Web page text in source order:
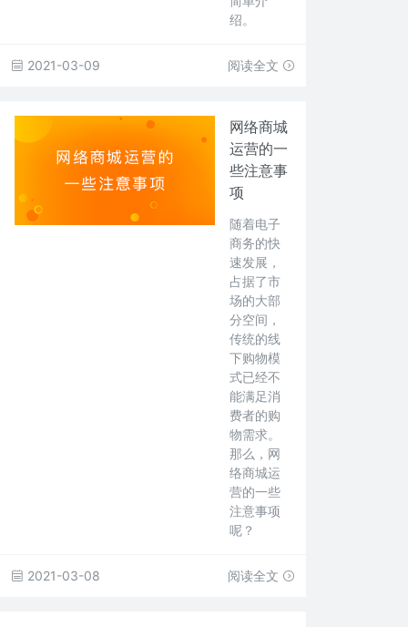
绍。
2021-03-09 阅读全文
网络商城
运营的一
些注意事
项
随着电子
商务的快
速发展，
占据了市
场的大部
分空间，
传统的线
下购物模
式已经不
能满足消
费者的购
物需求。
那么，网
络商城运
营的一些
注意事项
呢？
2021-03-08 阅读全文